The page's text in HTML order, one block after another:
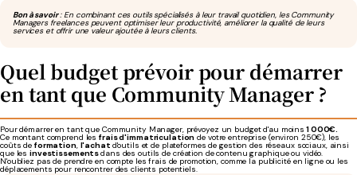
Bon à savoir: En combinant ces outils spécialisés à leur travail quotidien, les Community
Managers freelances peuvent optimiser leur productivité, améliorer la qualité de leurs
services et offrir une valeur ajoutée à leurs clients.
Quel budget prévoir pour démarrer
en tant que Community Manager ?
Pour démarrer en tant que Community Manager, prévoyez un budget d'au moins 1 000€.
Ce montant comprend lesfrais d'immatriculation de votre entreprise (environ 250€), les
coûts de formation, l'achat d'outils et de plateformes de gestion des réseaux sociaux, ainsi
que lesinvestissementsdans des outils de création de contenu graphique ou vidéo.
N'oubliez pas de prendre en compte les frais de promotion, comme la publicité en ligne ou les
déplacements pour rencontrer des clients potentiels.